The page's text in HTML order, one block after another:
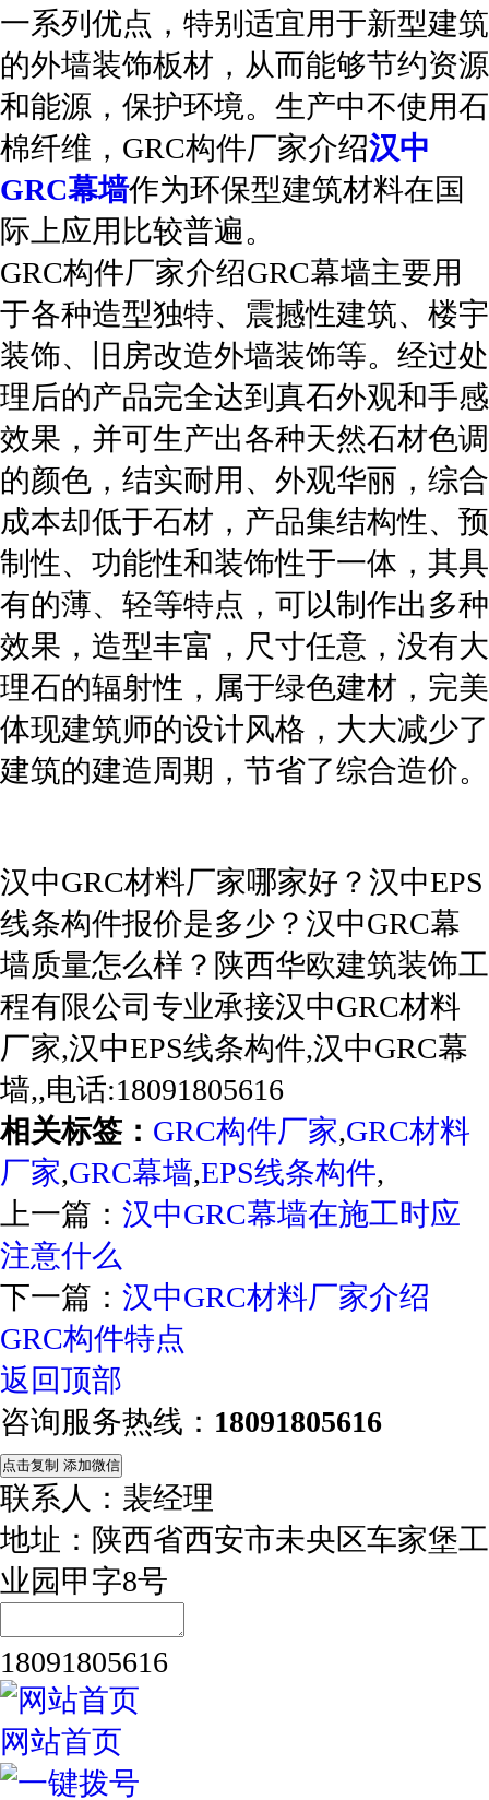
一系列优点，特别适宜用于新型建筑
的外墙装饰板材，从而能够节约资源
和能源，保护环境。生产中不使用石
棉纤维，GRC构件厂家介绍汉中
GRC幕墙作为环保型建筑材料在国
际上应用比较普遍。
GRC构件厂家介绍GRC幕墙主要用
于各种造型独特、震撼性建筑、楼宇
装饰、旧房改造外墙装饰等。经过处
理后的产品完全达到真石外观和手感
效果，并可生产出各种天然石材色调
的颜色，结实耐用、外观华丽，综合
成本却低于石材，产品集结构性、预
制性、功能性和装饰性于一体，其具
有的薄、轻等特点，可以制作出多种
效果，造型丰富，尺寸任意，没有大
理石的辐射性，属于绿色建材，完美
体现建筑师的设计风格，大大减少了
建筑的建造周期，节省了综合造价。
汉中GRC材料厂家哪家好？汉中EPS
线条构件报价是多少？汉中GRC幕
墙质量怎么样？陕西华欧建筑装饰工
程有限公司专业承接汉中GRC材料
厂家,汉中EPS线条构件,汉中GRC幕
墙,,电话:18091805616
相关标签： GRC构件厂家,GRC材料
厂家,GRC幕墙,EPS线条构件,
上一篇： 汉中GRC幕墙在施工时应
注意什么
下一篇： 汉中GRC材料厂家介绍
GRC构件特点
返回顶部
咨询服务热线： 18091805616
点击复制 添加微信
联系人：裴经理
地址：陕西省西安市未央区车家堡工
业园甲字8号
18091805616
网站首页